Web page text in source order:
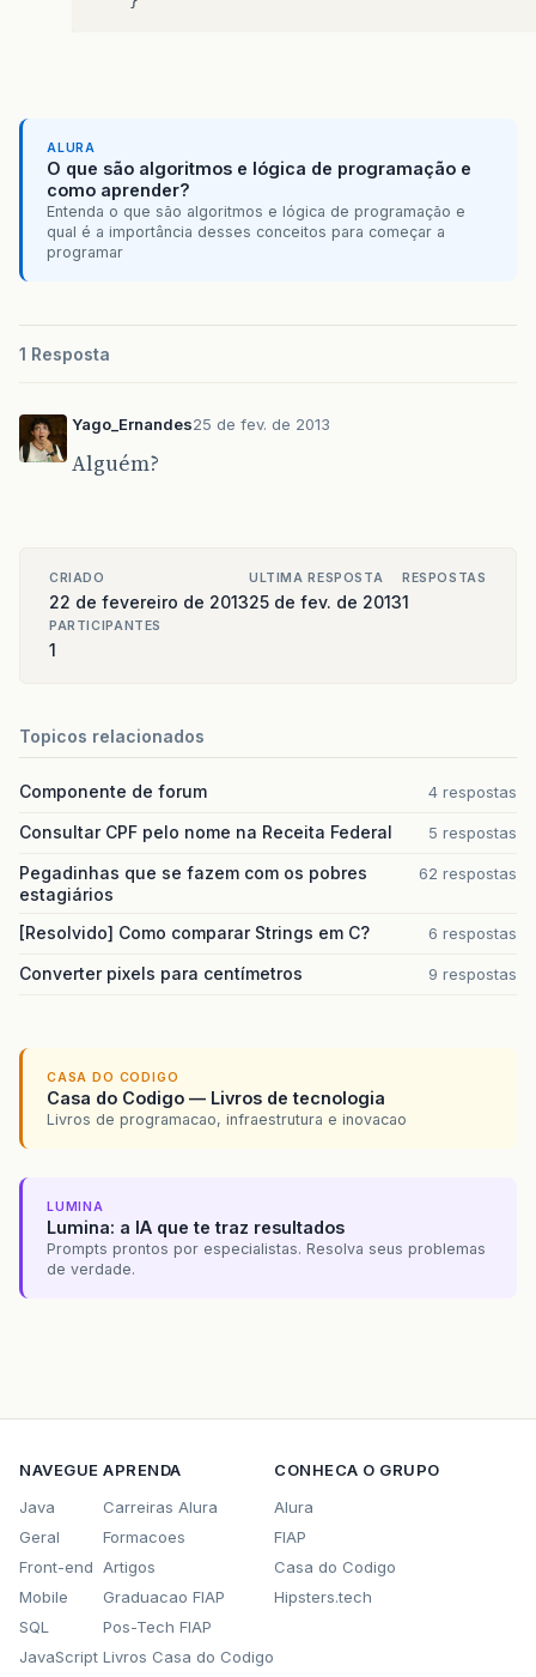
ALURA
O que são algoritmos e lógica de programação e
como aprender?
Entenda o que são algoritmos e lógica de programação e
qual é a importância desses conceitos para começar a
programar
1 Resposta
Yago_Ernandes25 de fev. de 2013
Alguém?
CRIADO
22 de fevereiro de 2013
ULTIMA RESPOSTA
25 de fev. de 2013
RESPOSTAS
1
PARTICIPANTES
1
Topicos relacionados
Componente de forum 4 respostas
Consultar CPF pelo nome na Receita Federal 5 respostas
Pegadinhas que se fazem com os pobres
estagiários
62 respostas
[Resolvido] Como comparar Strings em C? 6 respostas
Converter pixels para centímetros 9 respostas
CASA DO CODIGO
Casa do Codigo — Livros de tecnologia
Livros de programacao, infraestrutura e inovacao
LUMINA
Lumina: a IA que te traz resultados
Prompts prontos por especialistas. Resolva seus problemas
de verdade.
NAVEGUE
Java
Geral
Front-end
Mobile
SQL
JavaScript
APRENDA
Carreiras Alura
Formacoes
Artigos
Graduacao FIAP
Pos-Tech FIAP
Livros Casa do Codigo
CONHECA O GRUPO
Alura
FIAP
Casa do Codigo
Hipsters.tech